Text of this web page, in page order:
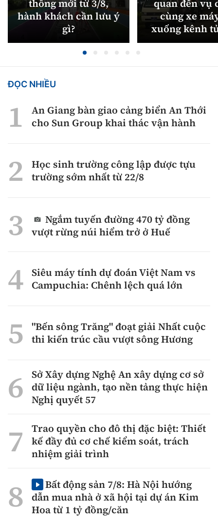
thông mới từ 3/8,
hành khách cần lưu ý
gì?
quan đến vụ
cùng xe
xuống kênh
ĐỌC NHIỀU
An Giang bàn giao cảng biển An Thới
cho Sun Group khai thác vận hành
Học sinh trường công lập được tựu
trường sớm nhất từ 22/8
Ngắm tuyến đường 470 tỷ đồng
vượt rừng núi hiểm trở ở Huế
Siêu máy tính dự đoán Việt Nam vs
Campuchia: Chênh lệch quá lớn
"Bến sông Trăng" đoạt giải Nhất cuộc
thi kiến trúc cầu vượt sông Hương
Sở Xây dựng Nghệ An xây dựng cơ sở
dữ liệu ngành, tạo nền tảng thực hiện
Nghị quyết 57
Trao quyền cho đô thị đặc biệt: Thiết
kế đầy đủ cơ chế kiểm soát, trách
nhiệm giải trình
Bất động sản 7/8: Hà Nội hướng
dẫn mua nhà ở xã hội tại dự án Kim
Hoa từ 1 tỷ đồng/căn